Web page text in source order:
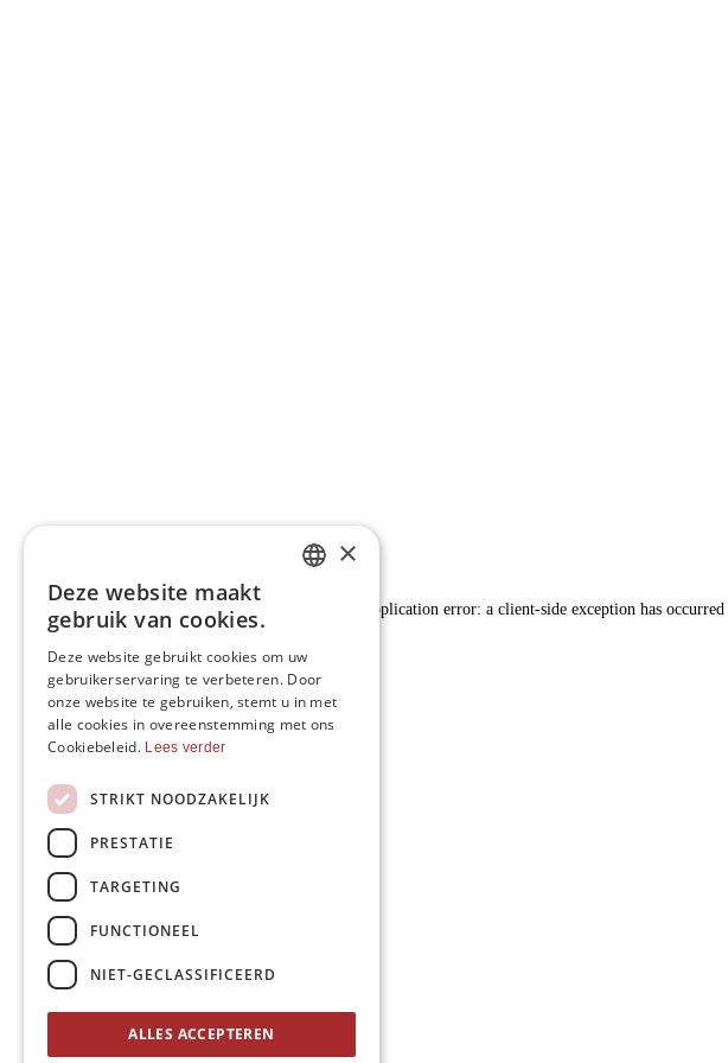
Application error: a client-side exception has occurred
ENGLISH
×
Deze website maakt
gebruik van cookies.
Deze website gebruikt cookies om uw
gebruikerservaring te verbeteren. Door
onze website te gebruiken, stemt u in met
alle cookies in overeenstemming met ons
Cookiebeleid. Lees verder
STRIKT NOODZAKELIJK
PRESTATIE
TARGETING
FUNCTIONEEL
NIET-GECLASSIFICEERD
ALLES ACCEPTEREN